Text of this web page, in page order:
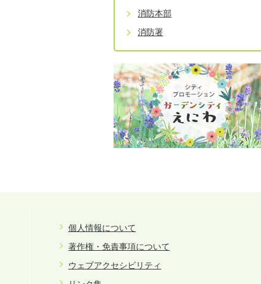
消防本部
消防署
個人情報について
著作権・免責事項について
ウェブアクセシビリティ